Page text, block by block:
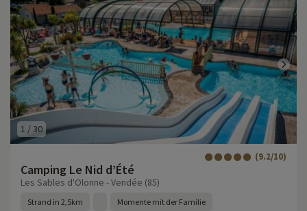
1 /30
Camping Le Nid d’Été
(9.2/10)
Les Sables d'Olonne - Vendée (85)
Strand in 2,5km Momente mit der Familie